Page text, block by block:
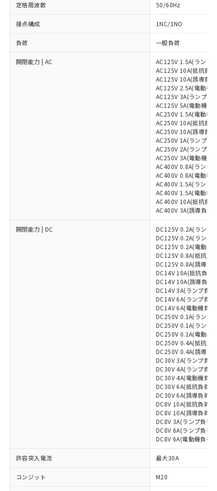
定格周波数 50/60Hz
接点構成 1NC/1NO
負荷 一般負荷
開閉能力 | AC
AC125V 1.5A(ランプ
AC125V 10A(抵抗負
AC125V 10A(誘導負
AC125V 2.5A(電動機
AC125V 3A(ランプ負
AC125V 5A(電動機負
AC250V 1.5A(電動機
AC250V 10A(抵抗負
AC250V 10A(誘導負
AC250V 1A(ランプ負
AC250V 2A(ランプ負
AC250V 3A(電動機負
AC400V 0.8A(ランプ
AC400V 0.8A(電動機
AC400V 1.5A(ランプ
AC400V 1.5A(電動機
AC400V 10A(抵抗負
AC400V 3A(誘導負荷)
開閉能力 | DC
DC125V 0.2A(ランプ
DC125V 0.2A(ランプ
DC125V 0.2A(電動機
DC125V 0.8A(抵抗負
DC125V 0.8A(誘導負
DC14V 10A(抵抗負荷)
DC14V 10A(誘導負荷)
DC14V 3A(ランプ負
DC14V 6A(ランプ負
DC14V 6A(電動機負
DC250V 0.1A(ランプ
DC250V 0.1A(ランプ
DC250V 0.1A(電動機
DC250V 0.4A(抵抗負
DC250V 0.4A(誘導負
DC30V 3A(ランプ負
DC30V 4A(ランプ負
DC30V 4A(電動機負
DC30V 6A(抵抗負荷)
DC30V 6A(誘導負荷)
DC8V 10A(抵抗負荷)
DC8V 10A(誘導負荷)
DC8V 3A(ランプ負荷
DC8V 6A(ランプ負荷
DC8V 6A(電動機負荷)
許容突入電流 最大30A
コンジット M20
以下の条件をお読みいただき、同意のうえ
ご利用ください。
対応済み：EU RoHS指令（10物質）の
非含有に対応した製品が提供可能な商品で
対応予定：EU RoHS指令（10物質）の非含
有に対応した製品に切り替える予定のある
対応予定なし：EU RoHS指令（10物質）の
非含有に非対応の商品で、対応品を出す予
定はありません。